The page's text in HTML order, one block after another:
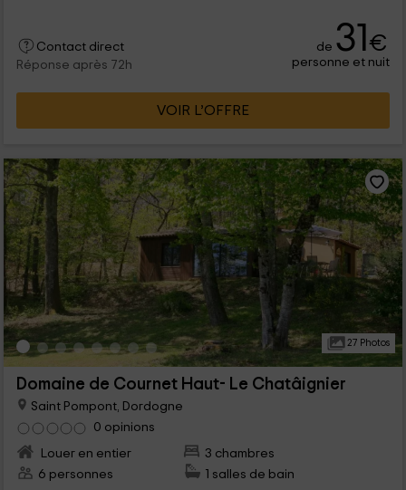
Contact direct
Réponse après 72h
de 31€
personne et nuit
VOIR L’OFFRE
27 Photos
Domaine de Cournet Haut- Le Chatâignier
Saint Pompont, Dordogne
0 opinions
Louer en entier
3 chambres
6 personnes
1 salles de bain